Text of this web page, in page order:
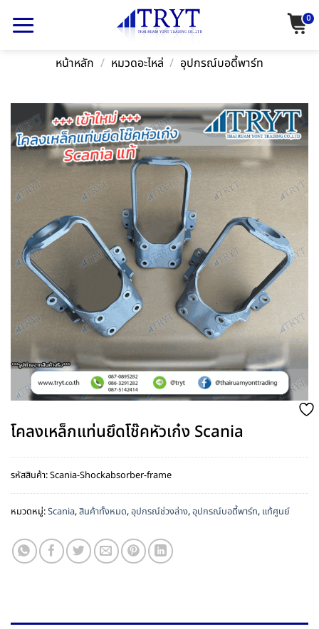
0
หน้าหลัก / หมวดอะไหล่ / อุปกรณ์บอดี้พาร์ท
โคลงเหล็กแท่นยึดโช๊คหัวเก๋ง Scania
รหัสสินค้า:Scania-Shockabsorber-frame
หมวดหมู่:Scania,สินค้าทั้งหมด,อุปกรณ์ช่วงล่าง,อุปกรณ์บอดี้พาร์ท, แท้ศูนย์